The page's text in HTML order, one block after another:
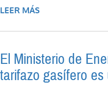
LEER MÁS
AJUSTE, LOS
El Ministerio de
tarifazo gasífero